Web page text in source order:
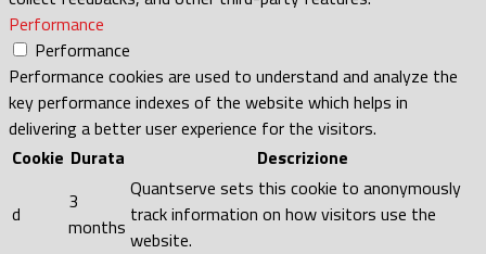
Performance
Performance
Performance cookies are used to understand and analyze the
key performance indexes of the website which helps in
delivering a better user experience for the visitors.
Cookie Durata Descrizione
d
3
months
Quantserve sets this cookie to anonymously
track information on how visitors use the
website.